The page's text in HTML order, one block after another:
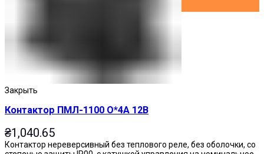
Закрыть
Контактор ПМЛ-1100 О*4А 12В
₴1,040.65
Контактор нереверсивный без теплового реле, без оболочки, со